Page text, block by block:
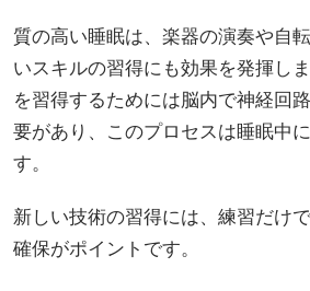
質の高い睡眠は、楽器の演奏や自
いスキルの習得にも効果を発揮し
を習得するためには脳内で神経回
要があり、このプロセスは睡眠中
す。
新しい技術の習得には、練習だけ
確保がポイントです。